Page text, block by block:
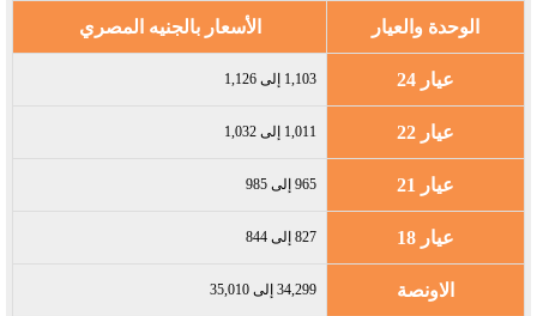
الوحدة والعيار الأسعار بالجنيه المصري
عيار 24 1,103 إلى 1,126
عيار 22 1,011 إلى 1,032
عيار 21 965 إلى 985
عيار 18 827 إلى 844
الاونصة 34,299 إلى 35,010